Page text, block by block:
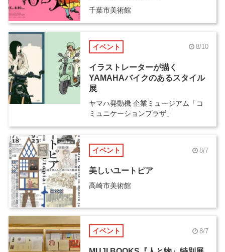
千葉市美術館
イベント 8/10
イラストレーターが描く
YAMAHAバイクのあるスタイル
展
ヤマハ発動機 企業ミュージアム「コ
ミュニケーションプラザ」
イベント 8/7
美しいユートピア
高崎市美術館
イベント 8/7